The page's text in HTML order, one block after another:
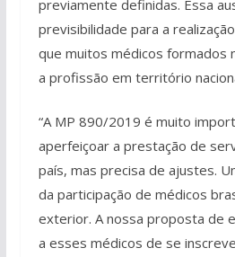
previamente definidas. Essa
previsibilidade para a
que muitos médicos formados
a profissão em território
“A MP 890/2019 é muito
aperfeiçoar a prestação de
país, mas precisa de ajustes.
da participação de médicos
exterior. A nossa proposta de
a esses médicos de se